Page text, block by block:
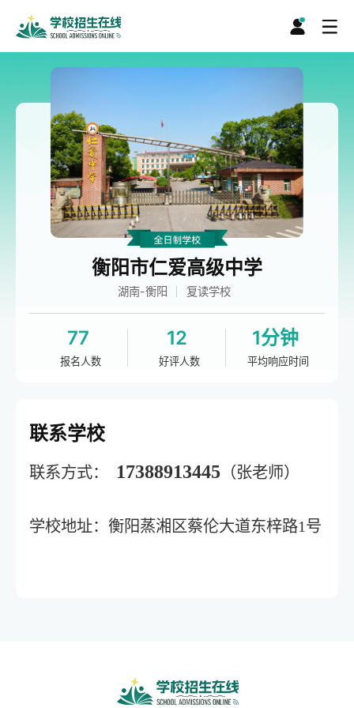
衡阳市仁爱高级中学
湖南-衡阳 复读学校
77
报名人数
12
好评人数
1分钟
平均响应时间
联系学校
联系方式： 17388913445 （张老师）
学校地址：衡阳蒸湘区蔡伦大道东梓路1号